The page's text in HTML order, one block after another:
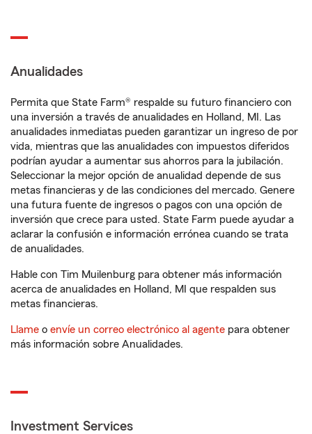
Anualidades
Permita que State Farm® respalde su futuro financiero con
una inversión a través de anualidades en Holland, MI. Las
anualidades inmediatas pueden garantizar un ingreso de por
vida, mientras que las anualidades con impuestos diferidos
podrían ayudar a aumentar sus ahorros para la jubilación.
Seleccionar la mejor opción de anualidad depende de sus
metas financieras y de las condiciones del mercado. Genere
una futura fuente de ingresos o pagos con una opción de
inversión que crece para usted. State Farm puede ayudar a
aclarar la confusión e información errónea cuando se trata
de anualidades.
Hable con Tim Muilenburg para obtener más información
acerca de anualidades en Holland, MI que respalden sus
metas financieras.
Llame o envíe un correo electrónico al agente para obtener
más información sobre Anualidades.
Investment Services